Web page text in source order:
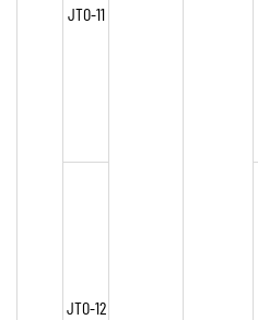
JTO-11
JTO-12